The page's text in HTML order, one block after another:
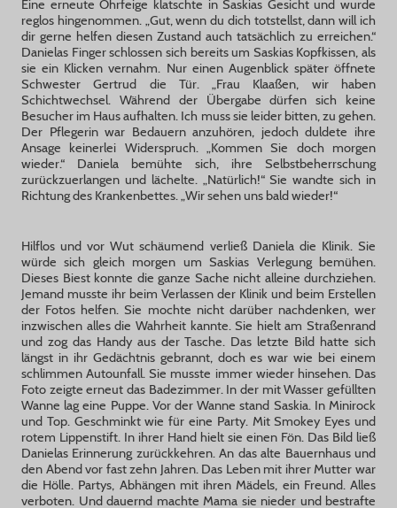
Eine erneute Ohrfeige klatschte in Saskias Gesicht und wurde
reglos hingenommen. „Gut, wenn du dich totstellst, dann will ich
dir gerne helfen diesen Zustand auch tatsächlich zu erreichen.“
Danielas Finger schlossen sich bereits um Saskias Kopfkissen, als
sie ein Klicken vernahm. Nur einen Augenblick später öffnete
Schwester Gertrud die Tür. „Frau Klaaßen, wir haben
Schichtwechsel. Während der Übergabe dürfen sich keine
Besucher im Haus aufhalten. Ich muss sie leider bitten, zu gehen.
Der Pflegerin war Bedauern anzuhören, jedoch duldete ihre
Ansage keinerlei Widerspruch. „Kommen Sie doch morgen
wieder.“ Daniela bemühte sich, ihre Selbstbeherrschung
zurückzuerlangen und lächelte. „Natürlich!“ Sie wandte sich in
Richtung des Krankenbettes. „Wir sehen uns bald wieder!“
Hilflos und vor Wut schäumend verließ Daniela die Klinik. Sie
würde sich gleich morgen um Saskias Verlegung bemühen.
Dieses Biest konnte die ganze Sache nicht alleine durchziehen.
Jemand musste ihr beim Verlassen der Klinik und beim Erstellen
der Fotos helfen. Sie mochte nicht darüber nachdenken, wer
inzwischen alles die Wahrheit kannte. Sie hielt am Straßenrand
und zog das Handy aus der Tasche. Das letzte Bild hatte sich
längst in ihr Gedächtnis gebrannt, doch es war wie bei einem
schlimmen Autounfall. Sie musste immer wieder hinsehen. Das
Foto zeigte erneut das Badezimmer. In der mit Wasser gefüllten
Wanne lag eine Puppe. Vor der Wanne stand Saskia. In Minirock
und Top. Geschminkt wie für eine Party. Mit Smokey Eyes und
rotem Lippenstift. In ihrer Hand hielt sie einen Fön. Das Bild ließ
Danielas Erinnerung zurückkehren. An das alte Bauernhaus und
den Abend vor fast zehn Jahren. Das Leben mit ihrer Mutter war
die Hölle. Partys, Abhängen mit ihren Mädels, ein Freund. Alles
verboten. Und dauernd machte Mama sie nieder und bestrafte